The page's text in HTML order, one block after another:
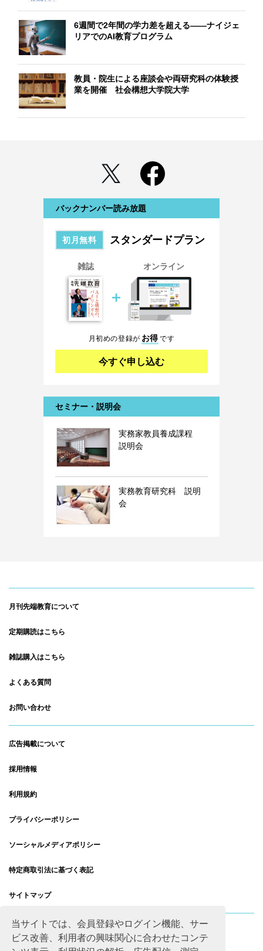
当サイトでは、会員登録やログイン機能、サー
ビス改善、利用者の興味関心に合わせたコンテ
6週間で2年間の学力差を超える――ナイジェ
リアでのAI教育プログラム
教員・院生による座談会や両研究科の体験授
業を開催 社会構想大学院大学
バックナンバー読み放題
初月無料 スタンダードプラン
雑誌
＋
オンライン
月初めの登録が お得です
今すぐ申し込む
セミナー・説明会
実務家教員養成課程
説明会
実務教育研究科 説明
会
月刊先端教育について
定期購読はこちら
雑誌購入はこちら
よくある質問
お問い合わせ
広告掲載について
採用情報
利用規約
プライバシーポリシー
ソーシャルメディアポリシー
特定商取引法に基づく表記
サイトマップ